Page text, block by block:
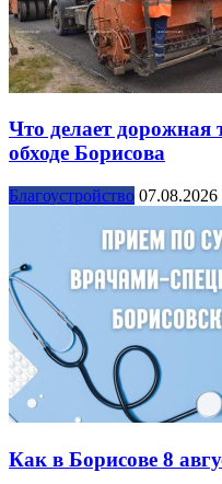
Что делает дорожная
обходе Борисова
Благоустройство 07.08.2026
Как в Борисове 8